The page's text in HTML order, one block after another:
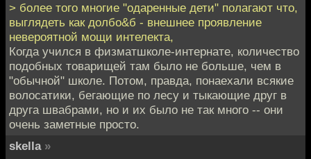
> более того многие "одаренные дети" полагают что,
выглядеть как долбо&б - внешнее проявление
невероятной мощи интелекта,
Когда учился в физматшколе-интернате, количество
подобных товарищей там было не больше, чем в
"обычной" школе. Потом, правда, понаехали всякие
волосатики, бегающие по лесу и тыкающие друг в
друга швабрами, но и их было не так много -- они
очень заметные просто.
skella »